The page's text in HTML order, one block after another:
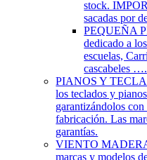
stock.
sacadas por
PEQUEÑA
dedicado a
escuelas,
cascabeles ….
PIANOS Y
los teclados y
garantizándolos
fabricación. Las
garantías.
VIENTO
marcas y modelos